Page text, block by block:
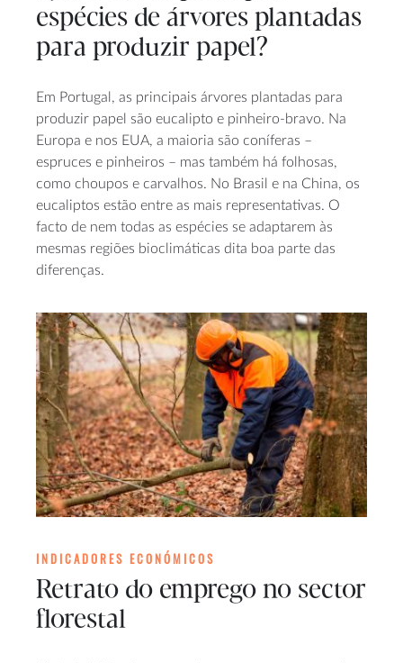
espécies de árvores plantadas
para produzir papel?
Em Portugal, as principais árvores plantadas para
produzir papel são eucalipto e pinheiro-bravo. Na
Europa e nos EUA, a maioria são coníferas –
espruces e pinheiros – mas também há folhosas,
como choupos e carvalhos. No Brasil e na China, os
eucaliptos estão entre as mais representativas. O
facto de nem todas as espécies se adaptarem às
mesmas regiões bioclimáticas dita boa parte das
diferenças.
INDICADORES ECONÓMICOS
Retrato do emprego no sector
florestal